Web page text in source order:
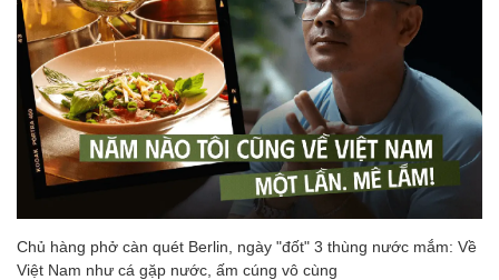
Chủ hàng phở càn quét Berlin, ngày "đốt" 3 thùng nước mắm: Về
Việt Nam như cá gặp nước, ấm cúng vô cùng